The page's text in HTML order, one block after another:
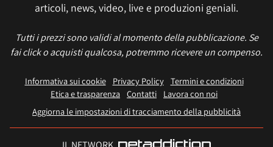
articoli, news, video, live e produzioni geniali.
Tutti i prezzi sono validi al momento della pubblicazione. Se
fai click o acquisti qualcosa, potremmo ricevere un compenso.
Informativa sui cookie Privacy Policy
Termini e condizioni
Etica e trasparenza Contatti
Lavora con noi
Aggiorna le impostazioni di tracciamento della pubblicità